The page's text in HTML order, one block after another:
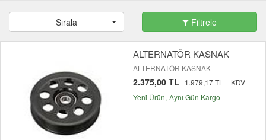
Sırala Filtrele
ALTERNATÖR KASNAK
ALTERNATÖR KASNAK
2.375,00 TL
1.979,17 TL + KDV
Yeni Ürün Aynı Gün Kargo